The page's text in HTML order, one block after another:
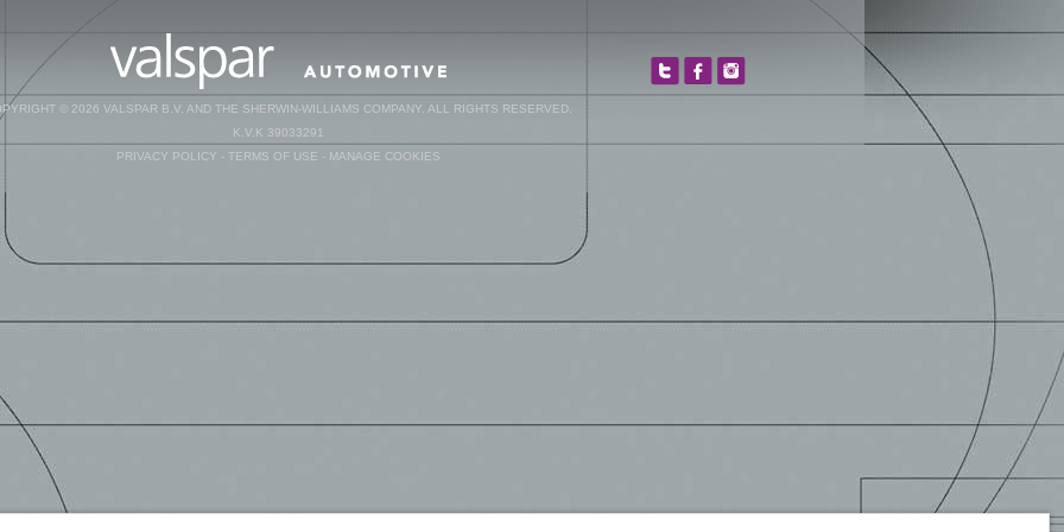
© 2026 VALSPAR B.V. AND THE SHERWIN-WILLIAMS COMPANY. ALL RIGHTS RESERVED.
K.V.K 39033291
PRIVACY POLICY - TERMS OF USE - MANAGE COOKIES